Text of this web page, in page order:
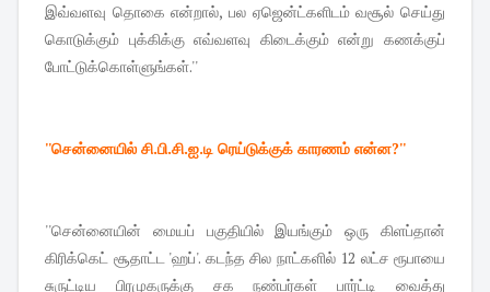
இவ்வளவு தொகை என்றால், பல ஏஜென்ட்களிடம் வசூல் செய்து
கொடுக்கும் புக்கிக்கு எவ்வளவு கிடைக்கும் என்று கணக்குப்
போட்டுக்கொள்ளுங்கள்.''
''சென்னையில் சி.பி.சி.ஐ.டி ரெய்டுக்குக் காரணம் என்ன?''
''சென்னையின் மையப் பகுதியில் இயங்கும் ஒரு கிளப்தான்
கிரிக்கெட் சூதாட்ட 'ஹப்'. கடந்த சில நாட்களில் 12 லட்ச ரூபாயை
சுருட்டிய பிரமுகருக்கு சக நண்பர்கள் பார்ட்டி வைத்து